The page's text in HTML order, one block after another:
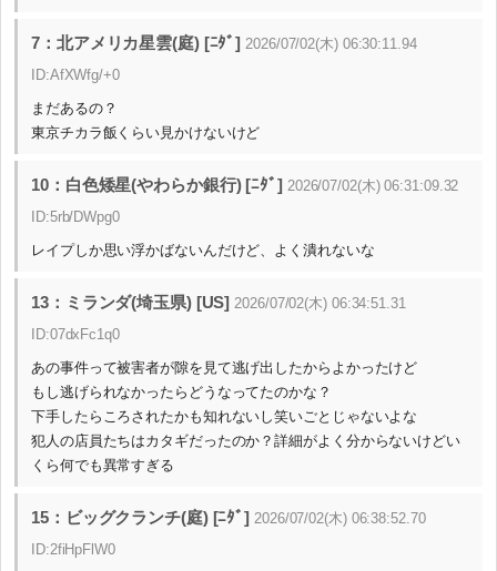
7：北アメリカ星雲(庭) [ﾆﾀﾞ] 2026/07/02(木) 06:30:11.94
ID:AfXWfg/+0
まだあるの？
東京チカラ飯くらい見かけないけど
10：白色矮星(やわらか銀行) [ﾆﾀﾞ] 2026/07/02(木) 06:31:09.32
ID:5rb/DWpg0
レイプしか思い浮かばないんだけど、よく潰れないな
13：ミランダ(埼玉県) [US] 2026/07/02(木) 06:34:51.31
ID:07dxFc1q0
あの事件って被害者が隙を見て逃げ出したからよかったけど
もし逃げられなかったらどうなってたのかな？
下手したらころされたかも知れないし笑いごとじゃないよな
犯人の店員たちはカタギだったのか？詳細がよく分からないけどい
くら何でも異常すぎる
15：ビッグクランチ(庭) [ﾆﾀﾞ] 2026/07/02(木) 06:38:52.70
ID:2fiHpFlW0